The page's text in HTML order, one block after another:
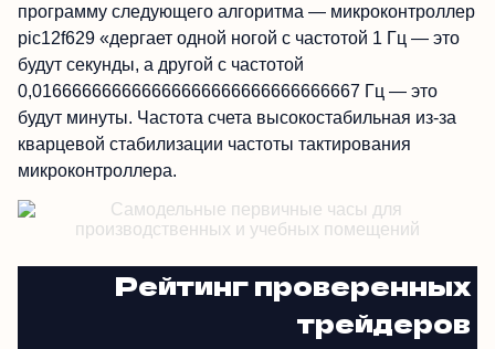
программу следующего алгоритма — микроконтроллер
pic12f629 «дергает одной ногой с частотой 1 Гц — это
будут секунды, а другой с частотой
0,016666666666666666666666666666667 Гц — это
будут минуты. Частота счета высокостабильная из-за
кварцевой стабилизации частоты тактирования
микроконтроллера.
Рейтинг проверенных
трейдеров